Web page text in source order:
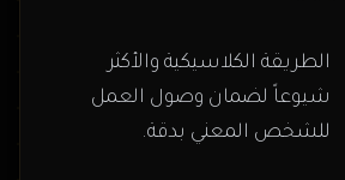
الطريقة الكلاسيكية والأكثر
شيوعاً لضمان وصول العمل
للشخص المعني بدقة.